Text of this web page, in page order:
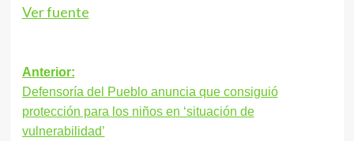
Ver fuente
Navegación
de
entradas
Anterior:
Defensoría del Pueblo anuncia que consiguió
protección para los niños en ‘situación de
vulnerabilidad’